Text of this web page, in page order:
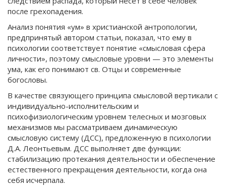
после грехопадения.
Анализ понятия «ум» в христианской антропологии,
предпринятый автором статьи, показал, что ему в
психологии соответствует понятие «смысловая сфера
личности», поэтому смысловые уровни — это элементы
ума, как его понимают св. Отцы и современные
богословы.
В качестве связующего принципа смысловой вертикали с
индивидуально-исполнительским и
психофизиологическим уровнем телесных и мозговых
механизмов мы рассматриваем динамическую
смысловую систему (ДСС), предложенную в психологии
Д.А. Леонтьевым. ДСС выполняет две функции:
стабилизацию протекания деятельности и обеспечение
естественного прекращения деятельности, когда она
себя исчерпала.